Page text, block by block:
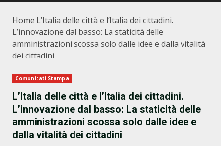
Home L’Italia delle città e l’Italia dei cittadini.
L’innovazione dal basso: La staticità delle
amministrazioni scossa solo dalle idee e dalla vitalità
dei cittadini
Comunicati Stampa
L’Italia delle città e l’Italia dei cittadini.
L’innovazione dal basso: La staticità delle
amministrazioni scossa solo dalle idee e
dalla vitalità dei cittadini